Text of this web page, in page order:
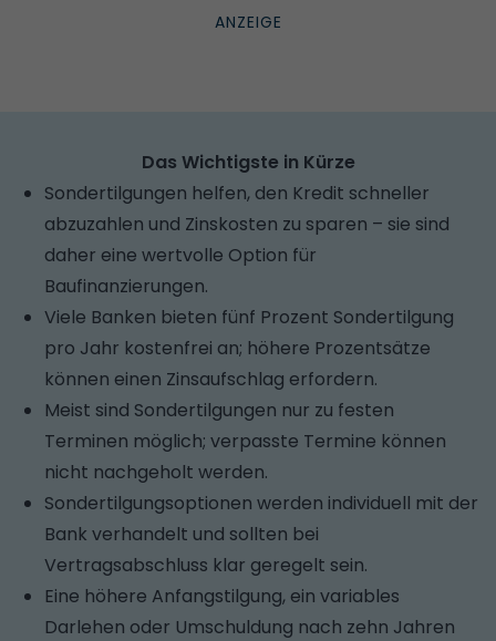
Das Wichtigste in Kürze
Sondertilgungen helfen, den Kredit schneller
abzuzahlen und Zinskosten zu sparen – sie sind
daher eine wertvolle Option für
Baufinanzierungen.
Viele Banken bieten fünf Prozent Sondertilgung
pro Jahr kostenfrei an; höhere Prozentsätze
können einen Zinsaufschlag erfordern.
Meist sind Sondertilgungen nur zu festen
Terminen möglich; verpasste Termine können
nicht nachgeholt werden.
Sondertilgungsoptionen werden individuell mit der
Bank verhandelt und sollten bei
Vertragsabschluss klar geregelt sein.
Eine höhere Anfangstilgung, ein variables
Darlehen oder Umschuldung nach zehn Jahren